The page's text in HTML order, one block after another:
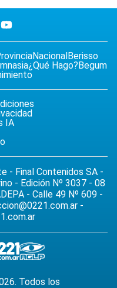
NacionalBerisso
¿Qué Hago?Begum
IA
- Final Contenidos SA -
- Edición Nº 3037 - 08
- Calle 49 Nº 609 -
-
Todos los